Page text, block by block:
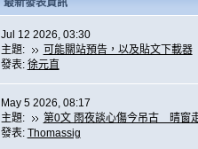
最新發表資訊
Jul 12 2026, 03:30
主題:
可能關站預告，以及貼文下載器
發表: 徐元直
May 5 2026, 08:17
主題:
第0文 雨夜談心傷今吊古 晴窗
發表: Thomassig